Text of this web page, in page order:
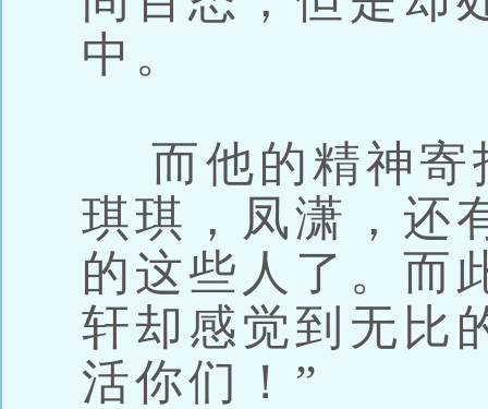
中。
而他的精神寄
琪琪，凤潇，还
的这些人了。而
轩却感觉到无比
活你们！”